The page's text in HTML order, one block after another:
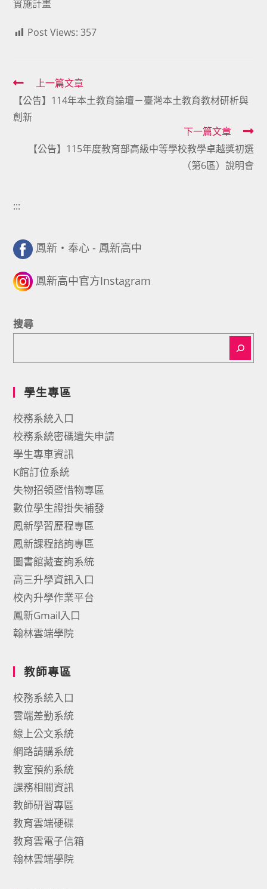
實施計畫
Post Views: 357
Read
more
articles
上一篇文章
【公告】114年本土教育論壇－臺灣本土教育教材研析與
創新
下一篇文章
【公告】115年度教育部高級中等學校教學卓越獎初選
（第6區）說明會
:::
鳳新・奉心 - 鳳新高中
鳳新高中官方Instagram
搜尋
學生專區
校務系統入口
校務系統密碼遺失申請
學生專車資訊
K館訂位系統
失物招領暨惜物專區
數位學生證掛失補發
鳳新學習歷程專區
鳳新課程諮詢專區
圖書館藏查詢系統
高三升學資訊入口
校內升學作業平台
鳳新Gmail入口
翰林雲端學院
教師專區
校務系統入口
雲端差勤系統
線上公文系統
網路請購系統
教室預約系統
課務相關資訊
教師研習專區
教育雲端硬碟
教育雲電子信箱
翰林雲端學院